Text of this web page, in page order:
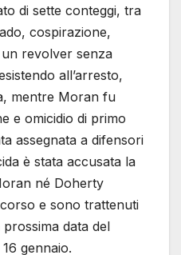
di sette conteggi, tra
cospirazione,
revolver senza
all’arresto,
mentre Moran fu
e omicidio di primo
assegnata a difensori
è stata accusata la
né Doherty
e sono trattenuti
data del
gennaio.